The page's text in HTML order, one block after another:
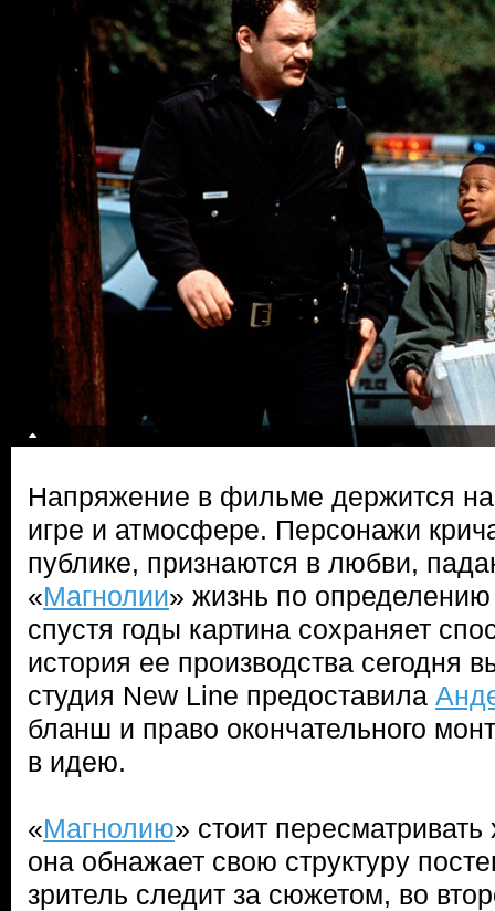
Напряжение в фильме держится на
игре и атмосфере. Персонажи
публике, признаются в любви,
«Магнолии» жизнь по
спустя годы картина сохраняет
история ее производства сегодня
студия New Line предоставила
бланш и право окончательного
в идею.
«Магнолию» стоит
она обнажает свою структуру
зритель следит за сюжетом, во